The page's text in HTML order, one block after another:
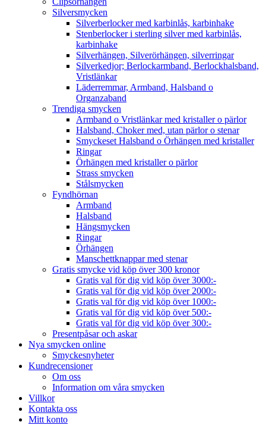
Silversmycken
Silverberlocker med karbinlås, karbinhake
Stenberlocker i sterling silver med karbinlås,
karbinhake
Silverhängen, Silverörhängen, silverringar
Silverkedjor; Berlockarmband, Berlockhalsband,
Vristlänkar
Läderremmar, Armband, Halsband o
Organzaband
Trendiga smycken
Armband o Vristlänkar med kristaller o pärlor
Halsband, Choker med, utan pärlor o stenar
Smyckeset Halsband o Örhängen med kristaller
Ringar
Örhängen med kristaller o pärlor
Strass smycken
Stålsmycken
Fyndhörnan
Armband
Halsband
Hängsmycken
Ringar
Örhängen
Manschettknappar med stenar
Gratis smycke vid köp över 300 kronor
Gratis val för dig vid köp över 3000:-
Gratis val för dig vid köp över 2000:-
Gratis val för dig vid köp över 1000:-
Gratis val för dig vid köp över 500:-
Gratis val för dig vid köp över 300:-
Presentpåsar och askar
Nya smycken online
Smyckesnyheter
Kundrecensioner
Om oss
Information om våra smycken
Villkor
Kontakta oss
Mitt konto